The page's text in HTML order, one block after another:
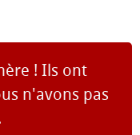
! Ils ont
n'avons pas